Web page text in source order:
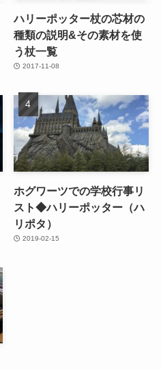
ハリーポッター杖の芯材の
種類の説明&その素材を使
う杖一覧
2017-11-08
ホグワーツでの学校行事リ
スト◆ハリーポッター（ハ
リポタ）
2019-02-15